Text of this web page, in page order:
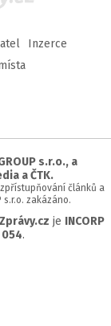
Inzerce
s.r.o., a
a ČTK.
článků a
s.r.o. zakázáno.
je INCORP
054.